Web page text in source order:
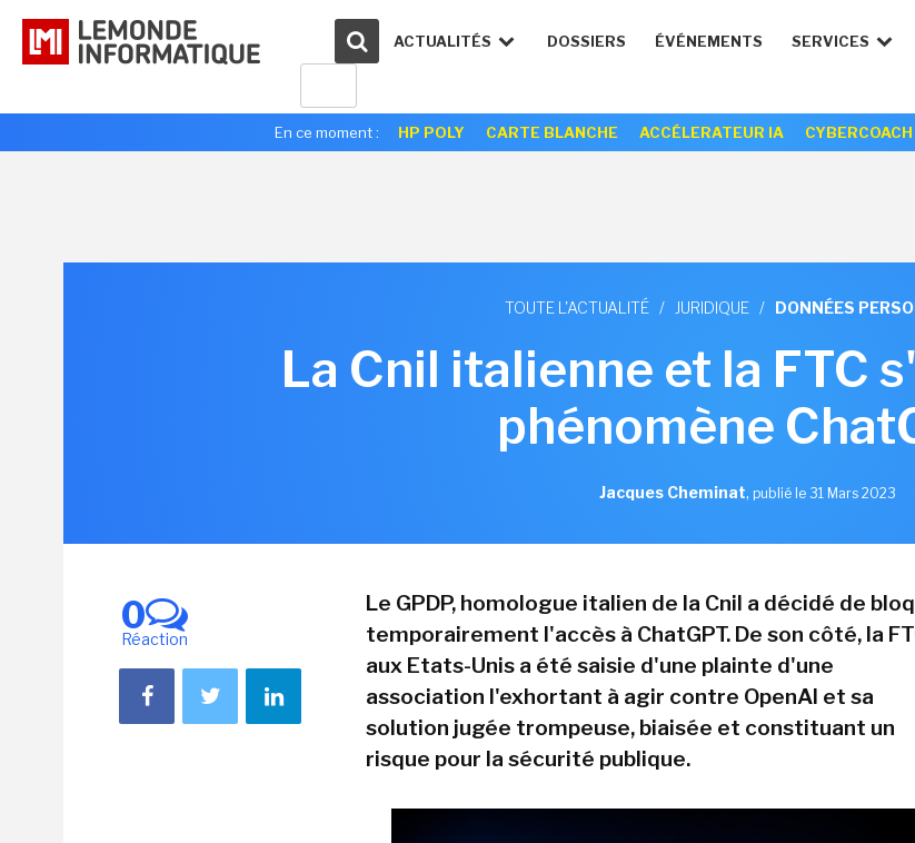
ACTUALITÉS DOSSIERS ÉVÉNEMENTS SERVICES
En ce moment : HP POLY CARTE BLANCHE ACCÉLERATEUR IA CYBERCOACH
TOUTE L'ACTUALITÉ / JURIDIQUE / DONNÉES
La Cnil italienne et la FTC
phénomène
Jacques Cheminat, publié le 31 Mars 2023
0
Réaction
Le GPDP, homologue italien de la Cnil a décidé de
temporairement l'accès à ChatGPT. De son côté, la
aux Etats-Unis a été saisie d'une plainte d'une
association l'exhortant à agir contre OpenAI et sa
solution jugée trompeuse, biaisée et constituant un
risque pour la sécurité publique.